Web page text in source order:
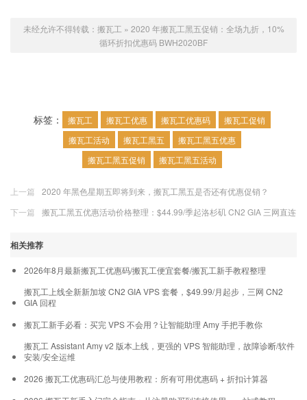
未经允许不得转载： 搬瓦工 » 2020 年搬瓦工黑五促销：全场九折，10%
循环折扣优惠码 BWH2020BF
标签： 搬瓦工 搬瓦工优惠 搬瓦工优惠码
搬瓦工促销
搬瓦工活动
搬瓦工黑五
搬瓦工黑五优惠
搬瓦工黑五促销
搬瓦工黑五活动
上一篇
2020 年黑色星期五即将到来，搬瓦工黑五是否还有优惠促销？
下一篇
搬瓦工黑五优惠活动价格整理：$44.99/季起洛杉矶 CN2 GIA 三网直连
相关推荐
2026年8月最新搬瓦工优惠码/搬瓦工便宜套餐/搬瓦工新手教程整理
搬瓦工上线全新新加坡 CN2 GIA VPS 套餐，$49.99/月起步，三网 CN2
GIA 回程
搬瓦工新手必看：买完 VPS 不会用？让智能助理 Amy 手把手教你
搬瓦工 Assistant Amy v2 版本上线，更强的 VPS 智能助理，故障诊断/软件
安装/安全运维
2026 搬瓦工优惠码汇总与使用教程：所有可用优惠码 + 折扣计算器